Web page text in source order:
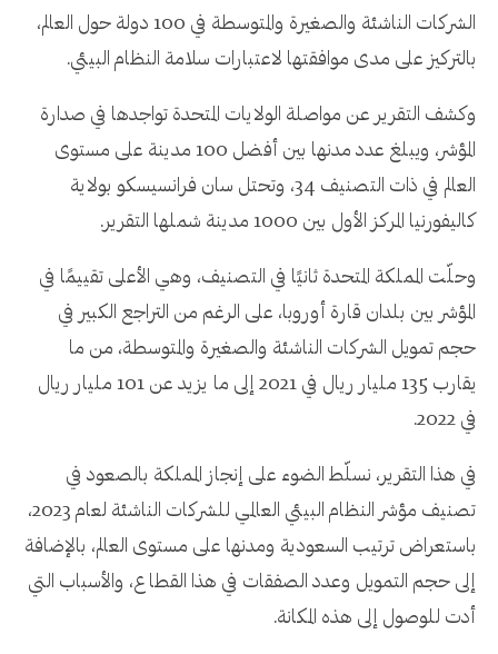
الشركات الناشئة والصغيرة والمتوسطة في 100 دولة حول العالم،
بالتركيز على مدى موافقتها لاعتبارات سلامة النظام البيئي.
وكشف التقرير عن مواصلة الولايات المتحدة تواجدها في صدارة
المؤشر، ويبلغ عدد مدنها بين أفضل 100 مدينة على مستوى
العالم في ذات التصنيف 34، وتحتل سان فرانسيسكو بولاية
كاليفورنيا المركز الأول بين 1000 مدينة شملها التقرير.
وحلّت المملكة المتحدة ثانيًا في التصنيف، وهي الأعلى تقييمًا في
المؤشر بين بلدان قارة أوروبا، على الرغم من التراجع الكبير في
حجم تمويل الشركات الناشئة والصغيرة والمتوسطة، من ما
يقارب 135 مليار ريال في 2021 إلى ما يزيد عن 101 مليار ريال
في 2022.
في هذا التقرير، نسلّط الضوء على إنجاز المملكة بالصعود في
تصنيف مؤشر النظام البيئي العالمي للشركات الناشئة لعام 2023،
باستعراض ترتيب السعودية ومدنها على مستوى العالم، بالإضافة
إلى حجم التمويل وعدد الصفقات في هذا القطاع، والأسباب التي
أدت للوصول إلى هذه المكانة.